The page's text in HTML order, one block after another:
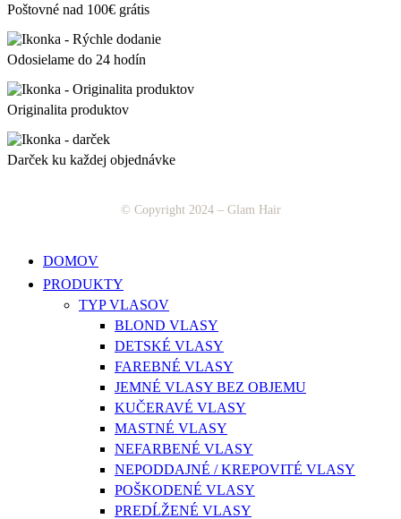
Poštovné nad 100€ grátis
Odosielame do 24 hodín
Originalita produktov
Darček ku každej objednávke
© Copyright 2024 – Glam Hair
Close
DOMOV
PRODUKTY
TYP VLASOV
BLOND VLASY
DETSKÉ VLASY
FAREBNÉ VLASY
JEMNÉ VLASY BEZ OBJEMU
KUČERAVÉ VLASY
MASTNÉ VLASY
NEFARBENÉ VLASY
NEPODDAJNÉ / KREPOVITÉ VLASY
POŠKODENÉ VLASY
PREDĹŽENÉ VLASY